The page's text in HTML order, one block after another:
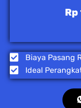
Biaya Pasang
Ideal